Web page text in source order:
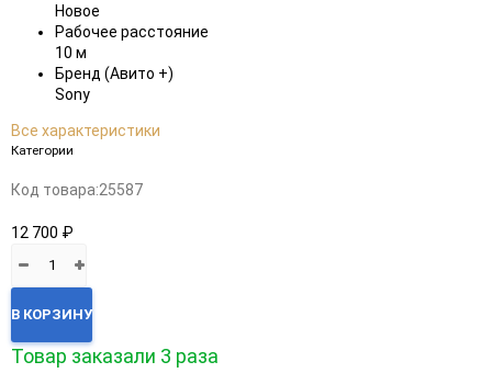
Новое
Рабочее расстояние
10 м
Бренд (Авито +)
Sony
Все характеристики
Категории
Код товара:25587
12 700 ₽
В КОРЗИНУ
Товар заказали 3 раза